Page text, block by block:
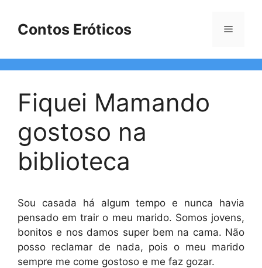
Contos Eróticos Menu
Fiquei Mamando
gostoso na
biblioteca
Sou casada há algum tempo e nunca havia
pensado em trair o meu marido. Somos jovens,
bonitos e nos damos super bem na cama. Não
posso reclamar de nada, pois o meu marido
sempre me come gostoso e me faz gozar.